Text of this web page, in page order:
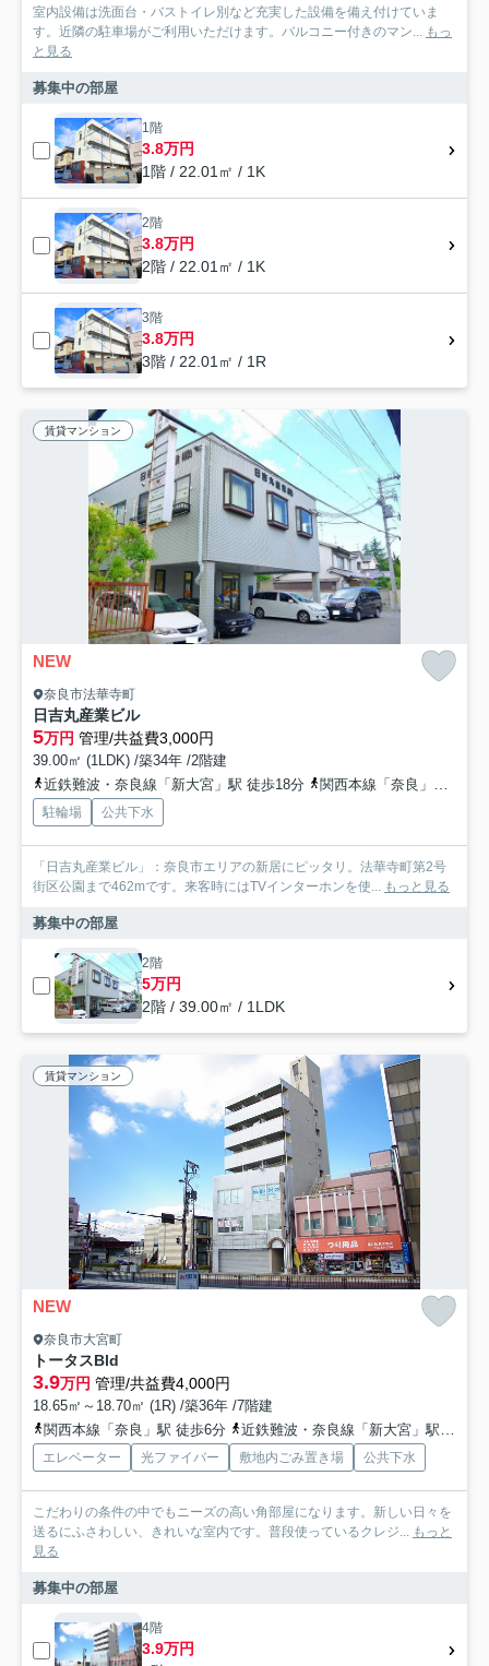
室内設備は洗面台・バストイレ別など充実した設備を備え付けていま
す。近隣の駐車場がご利用いただけます。バルコニー付きのマン... もっ
と見る
募集中の部屋
1階
3.8万円
1階 / 22.01㎡ / 1K
2階
3.8万円
2階 / 22.01㎡ / 1K
3階
3.8万円
3階 / 22.01㎡ / 1R
賃貸マンション
NEW
奈良市法華寺町
日吉丸産業ビル
5万円 管理/共益費3,000円
39.00㎡ (1LDK) /築34年 /2階建
近鉄難波・奈良線「新大宮」駅 徒歩18分
関西本線「奈良」駅 バス25分 奈良交通「法華寺北町」 停歩2分
駐輪場 公共下水
「日吉丸産業ビル」：奈良市エリアの新居にピッタリ。法華寺町第2号
街区公園まで462mです。来客時にはTVインターホンを使... もっと見る
募集中の部屋
2階
5万円
2階 / 39.00㎡ / 1LDK
賃貸マンション
NEW
奈良市大宮町
トータスBld
3.9万円 管理/共益費4,000円
18.65㎡～18.70㎡ (1R) /築36年 /7階建
関西本線「奈良」駅 徒歩6分
近鉄難波・奈良線「新大宮」駅 徒歩8分
エレベーター 光ファイバー 敷地内ごみ置き場 公共下水
こだわりの条件の中でもニーズの高い角部屋になります。新しい日々を
送るにふさわしい、きれいな室内です。普段使っているクレジ... もっと
見る
募集中の部屋
4階
3.9万円